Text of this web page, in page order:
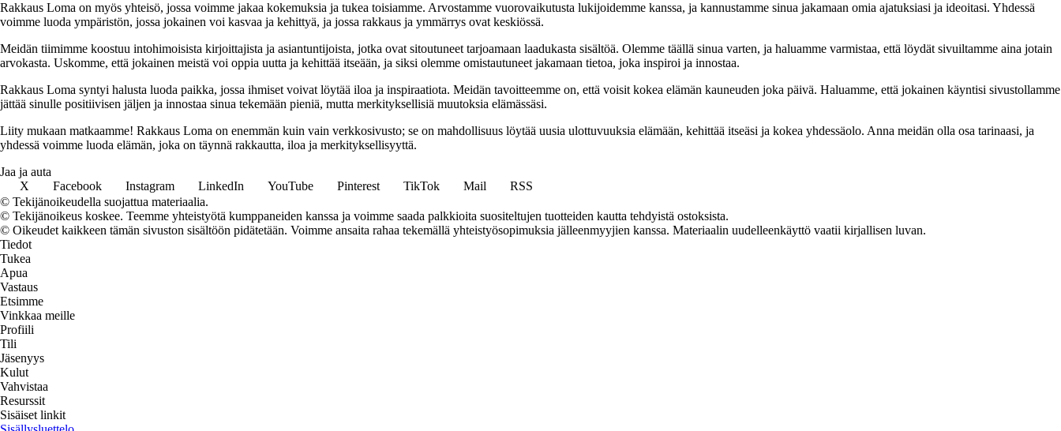
Rakkaus Loma on myös yhteisö, jossa voimme jakaa kokemuksia ja tukea toisiamme. Arvostamme vuorovaikutusta lukijoidemme kanssa, ja kannustamme sinua jakamaan omia ajatuksiasi ja ideoitasi. Yhdessä
voimme luoda ympäristön, jossa jokainen voi kasvaa ja kehittyä, ja jossa rakkaus ja ymmärrys ovat keskiössä.
Meidän tiimimme koostuu intohimoisista kirjoittajista ja asiantuntijoista, jotka ovat sitoutuneet tarjoamaan laadukasta sisältöä. Olemme täällä sinua varten, ja haluamme varmistaa, että löydät sivuiltamme aina jotain
arvokasta. Uskomme, että jokainen meistä voi oppia uutta ja kehittää itseään, ja siksi olemme omistautuneet jakamaan tietoa, joka inspiroi ja innostaa.
Rakkaus Loma syntyi halusta luoda paikka, jossa ihmiset voivat löytää iloa ja inspiraatiota. Meidän tavoitteemme on, että voisit kokea elämän kauneuden joka päivä. Haluamme, että jokainen käyntisi sivustollamme
jättää sinulle positiivisen jäljen ja innostaa sinua tekemään pieniä, mutta merkityksellisiä muutoksia elämässäsi.
Liity mukaan matkaamme! Rakkaus Loma on enemmän kuin vain verkkosivusto; se on mahdollisuus löytää uusia ulottuvuuksia elämään, kehittää itseäsi ja kokea yhdessäolo. Anna meidän olla osa tarinaasi, ja
yhdessä voimme luoda elämän, joka on täynnä rakkautta, iloa ja merkityksellisyyttä.
Jaa ja auta
X
Facebook Instagram LinkedIn YouTube Pinterest TikTok Mail
RSS
© Tekijänoikeudella suojattua materiaalia.
© Tekijänoikeus koskee. Teemme yhteistyötä kumppaneiden kanssa ja voimme saada palkkioita suositeltujen tuotteiden kautta tehdyistä ostoksista.
© Oikeudet kaikkeen tämän sivuston sisältöön pidätetään. Voimme ansaita rahaa tekemällä yhteistyösopimuksia jälleenmyyjien kanssa. Materiaalin uudelleenkäyttö vaatii kirjallisen luvan.
Tiedot
Tukea
Apua
Vastaus
Etsimme
Vinkkaa meille
Profiili
Tili
Jäsenyys
Kulut
Vahvistaa
Resurssit
Sisäiset linkit